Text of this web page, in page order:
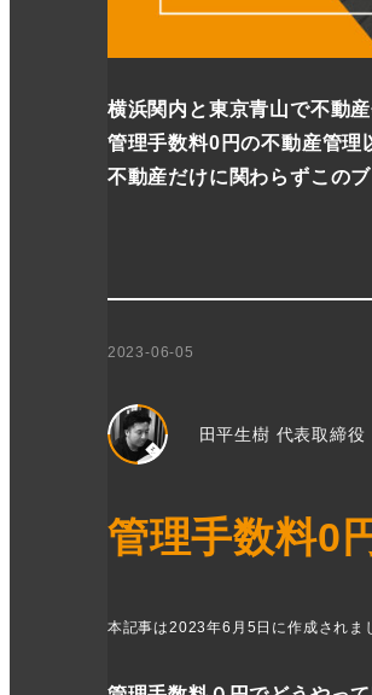
横浜関内と東京青山で不動
管理手数料0円の不動産管理
不動産だけに関わらずこの
2023-06-05
田平生樹 代表取締役
管理手数料0
本記事は2023年6月5日に作成されま